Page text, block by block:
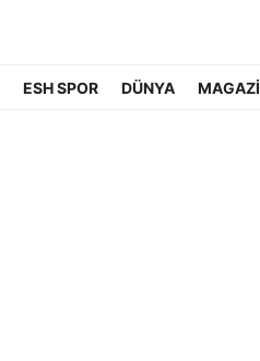
ESH SPOR DÜNYA